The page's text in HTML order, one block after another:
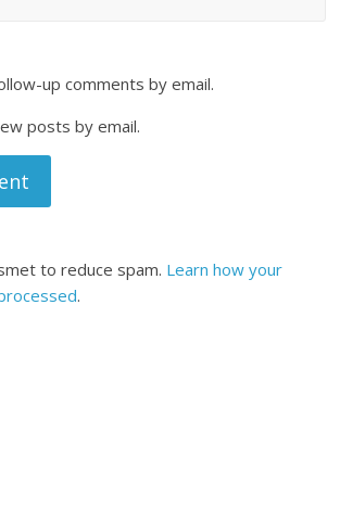
up comments by email.
posts by email.
to reduce spam. Learn how your
.